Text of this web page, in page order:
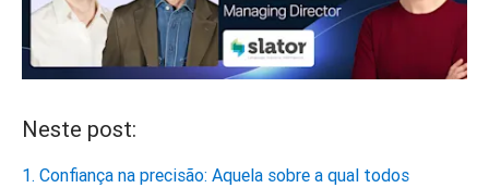
Neste post:
1. Confiança na precisão: Aquela sobre a qual todos